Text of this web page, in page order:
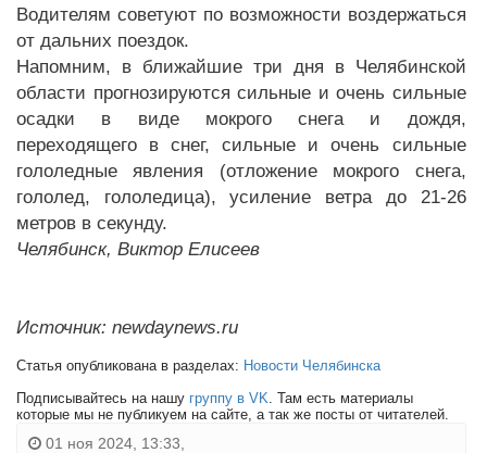
Водителям советуют по возможности воздержаться
от дальних поездок.
Напомним, в ближайшие три дня в Челябинской
области прогнозируются сильные и очень сильные
осадки в виде мокрого снега и дождя,
переходящего в снег, сильные и очень сильные
гололедные явления (отложение мокрого снега,
гололед, гололедица), усиление ветра до 21-26
метров в секунду.
Челябинск, Виктор Елисеев
Источник: newdaynews.ru
Статья опубликована в разделах: Новости Челябинска
Подписывайтесь на нашу группу в VK . Там есть материалы
которые мы не публикуем на сайте, а так же посты от читателей.
01 ноя 2024, 13:33,